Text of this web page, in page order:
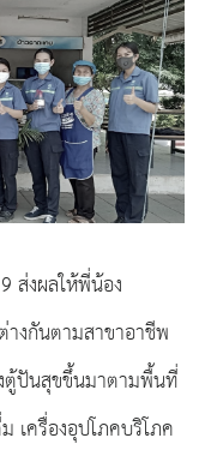
ส่งผลให้พี่น้อง
งกันตามสาขาอาชีพ
ตู้ปันสุขขึ้นมาตามพื้นที่
เครื่องอุปโภคบริโภค